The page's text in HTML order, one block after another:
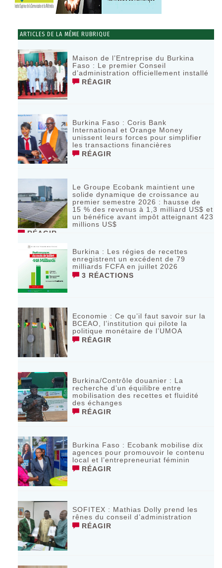
ARTICLES DE LA MÊME RUBRIQUE
Maison de l’Entreprise du Burkina
Faso : Le premier Conseil
d’administration officiellement installé
RÉAGIR
Burkina Faso : Coris Bank
International et Orange Money
unissent leurs forces pour simplifier
les transactions financières
RÉAGIR
Le Groupe Ecobank maintient une
solide dynamique de croissance au
premier semestre 2026 : hausse de
15 % des revenus à 1,3 milliard US$ et
un bénéfice avant impôt atteignant 423
millions US$
RÉAGIR
Burkina : Les régies de recettes
enregistrent un excédent de 79
milliards FCFA en juillet 2026
3 RÉACTIONS
Economie : Ce qu’il faut savoir sur la
BCEAO, l’institution qui pilote la
politique monétaire de l’UMOA
RÉAGIR
Burkina/Contrôle douanier : La
recherche d’un équilibre entre
mobilisation des recettes et fluidité
des échanges
RÉAGIR
Burkina Faso : Ecobank mobilise dix
agences pour promouvoir le contenu
local et l’entrepreneuriat féminin
RÉAGIR
SOFITEX : Mathias Dolly prend les
rênes du conseil d’administration
RÉAGIR